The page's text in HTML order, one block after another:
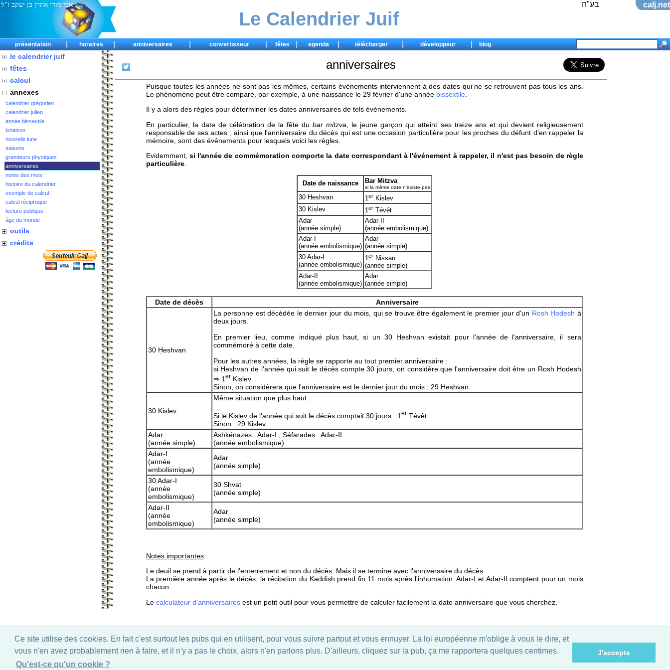
Ce site utilise des cookies. En fait c'est surtout les pubs qui en utilisent, pour vous suivre partout et vous ennuyer. La loi européenne m'oblige à vous le dire, et
vous n'en avez probablement rien à faire, et il n'y a pas le choix, alors n'en parlons plus. D'ailleurs, cliquez sur la pub, ça me rapportera quelques centimes.
Qu'est-ce qu'un cookie ?
J'accepte
ל"נ אבי מורי אהרן בן יעקב ז"ל
Le Calendrier Juif
בע"ה calj.net
présentation | horaires | anniversaires | convertisseur | fêtes | agenda | télécharger | développeur | blog
le calendrier juif
fêtes
calcul
annexes
calendrier grégorien
calendrier julien
année bissextile
lunaison
nouvelle lune
saisons
grandeurs physiques
anniversaires
noms des mois
histoire du calendrier
exemple de calcul
calcul réciproque
lecture publique
âge du monde
outils
crédits
anniversaires
Puisque toutes les années ne sont pas les mêmes, certains événements interviennent à des dates qui ne se retrouvent pas tous les ans.
Le phénomène peut être comparé, par exemple, à une naissance le 29 février d'une année bissextile.
Il y a alors des règles pour déterminer les dates anniversaires de tels événements.
En particulier, la date de célébration de la fête dubar mitzva , le jeune garçon qui atteint ses treize ans et qui devient religieusement
responsable de ses actes ; ainsi que l'anniversaire du décès qui est une occasion particulière pour les proches du défunt d'en rappeler la
mémoire, sont des événements pour lesquels voici les règles.
Evidemment, si l'année de commémoration comporte la date correspondant à l'événement à rappeler, il n'est pas besoin de règle
particulière.
Date de naissance Bar Mitzva
si la même date n'existe pas
30 Heshvan 1er Kislev
30 Kislev
1er Tévêt
Adar
(année simple)
Adar-II
(année embolismique)
Adar-I
(année embolismique)
Adar
(année simple)
30 Adar-I
(année embolismique)
1er Nissan
(année simple)
Adar-II
(année embolismique)
Adar
(année simple)
Date de décès Anniversaire
30 Ḥeshvan
La personne est décédée le dernier jour du mois, qui se trouve être également le premier jour d'un Rosh Ḥodesh à
deux jours.
En premier lieu, comme indiqué plus haut, si un 30 Ḥeshvan existait pour l'année de l'anniversaire, il sera
commémoré à cette date.
Pour les autres années, la règle se rapporte au tout premier anniversaire :
si Ḥeshvan de l'année qui suit le décès compte 30 jours, on considère que l'anniversaire doit être un Rosh Ḥodesh
⇒ 1 er Kislev.
Sinon, on considèrera que l'anniversaire est le dernier jour du mois : 29 Ḥeshvan.
30 Kislev
Même situation que plus haut.
Si le Kislev de l'année qui suit le décès comptait 30 jours : 1 er Tévêt.
Sinon : 29 Kislev.
Adar
(année simple)
Ashkénazes : Adar-I ; Séfarades : Adar-II
(année embolismique)
Adar-I
(année
embolismique)
Adar
(année simple)
30 Adar-I
(année
embolismique)
30 Shvat
(année simple)
Adar-II
(année
embolismique)
Adar
(année simple)
Notes importantes:
Le deuil se prend à partir de l'enterrement et non du décès. Mais il se termine avec l'anniversaire du décès.
La première année après le décés, la récitation du Kaddish prend fin 11 mois après l'inhumation. Adar-I et Adar-II comptent pour un mois
chacun.
Le calculateur d'anniversairesest un petit outil pour vous permettre de calculer facilement la date anniversaire que vous cherchez.
noms des mois